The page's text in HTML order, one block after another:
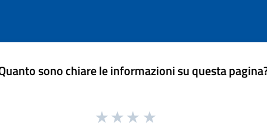
sono chiare le informazioni su questa